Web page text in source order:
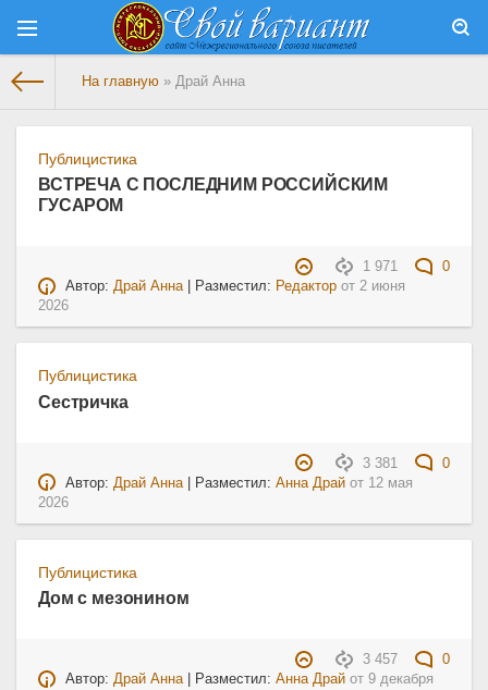
На главную » Драй Анна
Публицистика
ВСТРЕЧА С ПОСЛЕДНИМ РОССИЙСКИМ
ГУСАРОМ
1 971
0
Автор:Драй Анна| Разместил: Редактор от2 июня
2026
Публицистика
Сестричка
3 381
0
Автор:Драй Анна| Разместил:Анна Драй от 12 мая
2026
Публицистика
Дом с мезонином
3 457
0
Автор:Драй Анна| Разместил:Анна Драй от9 декабря